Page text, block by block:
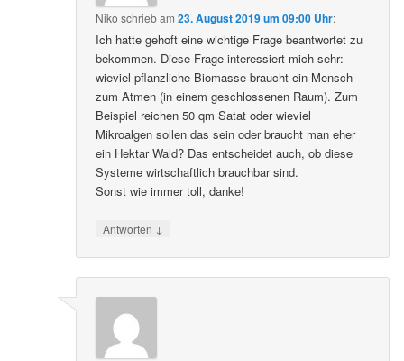
Niko schriebam23. August 2019 um 09:00 Uhr:
Ich hatte gehoft eine wichtige Frage beantwortet zu
bekommen. Diese Frage interessiert mich sehr:
wieviel pflanzliche Biomasse braucht ein Mensch
zum Atmen (in einem geschlossenen Raum). Zum
Beispiel reichen 50 qm Satat oder wieviel
Mikroalgen sollen das sein oder braucht man eher
ein Hektar Wald? Das entscheidet auch, ob diese
Systeme wirtschaftlich brauchbar sind.
Sonst wie immer toll, danke!
Antworten ↓